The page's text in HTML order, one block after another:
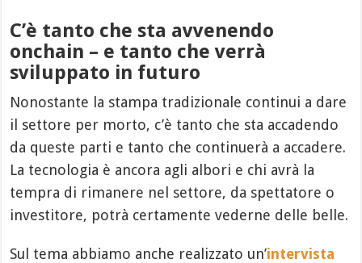
C’è tanto che sta avvenendo
onchain – e tanto che verrà
sviluppato in futuro
Nonostante la stampa tradizionale continui a dare
il settore per morto, c’è tanto che sta accadendo
da queste parti e tanto che continuerà a accadere.
La tecnologia è ancora agli albori e chi avrà la
tempra di rimanere nel settore, da spettatore o
investitore, potrà certamente vederne delle belle.
Sul tema abbiamo anche realizzato un’intervista